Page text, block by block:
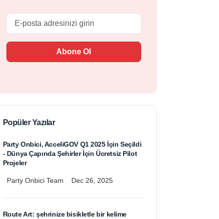
Abone Ol
Popüler Yazılar
Party Onbici, AcceliGOV Q1 2025 İçin Seçildi
- Dünya Çapında Şehirler İçin Ücretsiz Pilot
Projeler
Party Onbici Team Dec 26, 2025
Route Art: şehrinize bisikletle bir kelime